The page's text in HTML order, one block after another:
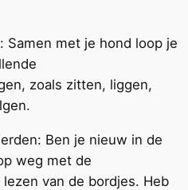
Samen met je hond loop je
zoals zitten, liggen,
Ben je nieuw in de
weg met de
van de bordjes. Heb